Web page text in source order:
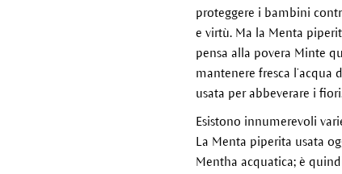
proteggere i bambini
e virtù. Ma la Menta
pensa alla povera Minte
mantenere fresca
usata per abbeverare i
Esistono innumerevoli
La Menta piperita usata
Mentha acquatica; è